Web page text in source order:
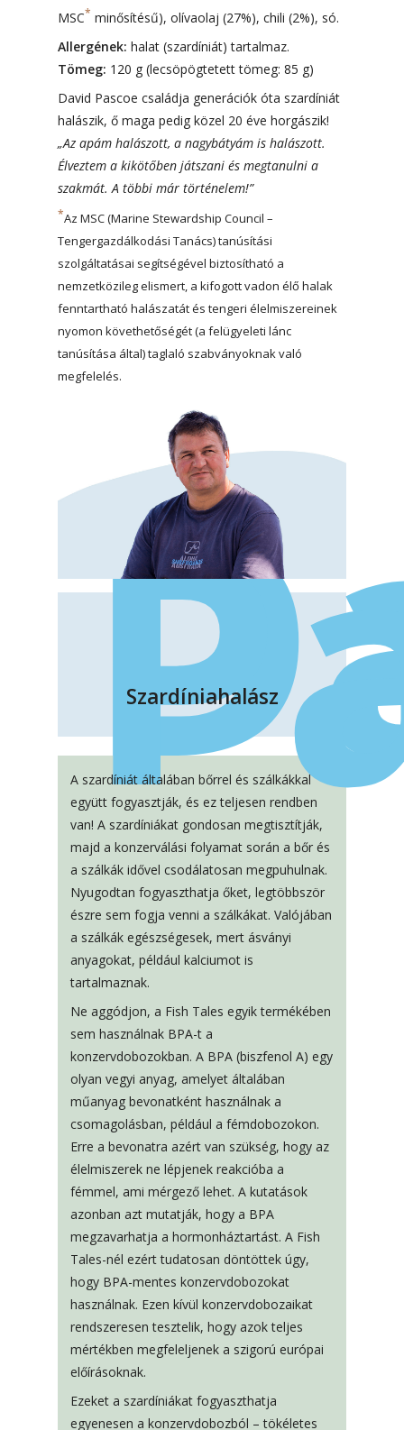
MSC* minősítésű), olívaolaj (27%), chili (2%), só.
Allergének: halat (szardíniát) tartalmaz.
Tömeg: 120 g (lecsöpögtetett tömeg: 85 g)
David Pascoe családja generációk óta szardíniát
halászik, ő maga pedig közel 20 éve horgászik!
„Az apám halászott, a nagybátyám is halászott.
Élveztem a kikötőben játszani és megtanulni a
szakmát. A többi már történelem!”
*Az MSC (Marine Stewardship Council –
Tengergazdálkodási Tanács) tanúsítási
szolgáltatásai segítségével biztosítható a
nemzetközileg elismert, a kifogott vadon élő halak
fenntartható halászatát és tengeri élelmiszereinek
nyomon követhetőségét (a felügyeleti lánc
tanúsítása által) taglaló szabványoknak való
megfelelés.
Szardíniahalász
A szardíniát általában bőrrel és szálkákkal
együtt fogyasztják, és ez teljesen rendben
van! A szardíniákat gondosan megtisztítják,
majd a konzerválási folyamat során a bőr és
a szálkák idővel csodálatosan megpuhulnak.
Nyugodtan fogyaszthatja őket, legtöbbször
észre sem fogja venni a szálkákat. Valójában
a szálkák egészségesek, mert ásványi
anyagokat, például kalciumot is
tartalmaznak.
Ne aggódjon, a Fish Tales egyik termékében
sem használnak BPA-t a
konzervdobozokban. A BPA (biszfenol A) egy
olyan vegyi anyag, amelyet általában
műanyag bevonatként használnak a
csomagolásban, például a fémdobozokon.
Erre a bevonatra azért van szükség, hogy az
élelmiszerek ne lépjenek reakcióba a
fémmel, ami mérgező lehet. A kutatások
azonban azt mutatják, hogy a BPA
megzavarhatja a hormonháztartást. A Fish
Tales-nél ezért tudatosan döntöttek úgy,
hogy BPA-mentes konzervdobozokat
használnak. Ezen kívül konzervdobozaikat
rendszeresen tesztelik, hogy azok teljes
mértékben megfeleljenek a szigorú európai
előírásoknak.
Ezeket a szardíniákat fogyaszthatja
egyenesen a konzervdobozból – tökéletes